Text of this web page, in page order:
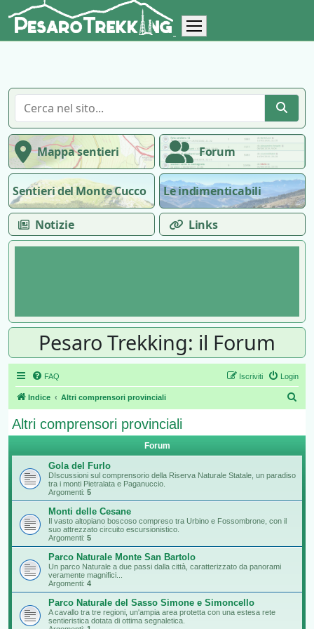
Pesaro Trekking: il Forum
FAQ Login
Iscriviti
Indice Altri comprensori provinciali
Altri comprensori provinciali
Forum
Gola del Furlo
DIscussioni sul comprensorio della Riserva Naturale Statale, un paradiso
tra i monti Pietralata e Paganuccio.
Argomenti: 5
Monti delle Cesane
Il vasto altopiano boscoso compreso tra Urbino e Fossombrone, con il
suo attrezzato circuito escursionistico.
Argomenti: 5
Parco Naturale Monte San Bartolo
Un parco Naturale a due passi dalla città, caratterizzato da panorami
veramente magnifici...
Argomenti: 4
Parco Naturale del Sasso Simone e Simoncello
A cavallo tra tre regioni, un'ampia area protetta con una estesa rete
sentieristica dotata di ottima segnaletica.
Mappa sentieri Forum
Sentieri del Monte Cucco Le indimenticabili
Notizie Links